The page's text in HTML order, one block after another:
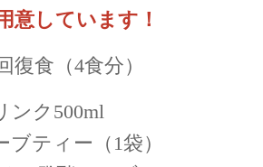
意しています！
復食（4食分）
ンク500ml
ブティー（1袋）